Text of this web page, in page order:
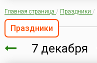
Главная страница / Праздники /
Праздники
7 декабря